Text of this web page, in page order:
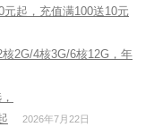
起，充值满100送10元
2G/4核3G/6核12G，年
2026年7月22日